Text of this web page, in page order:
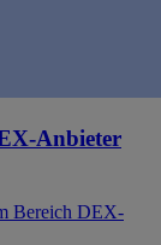
Anbieter
Bereich DEX-